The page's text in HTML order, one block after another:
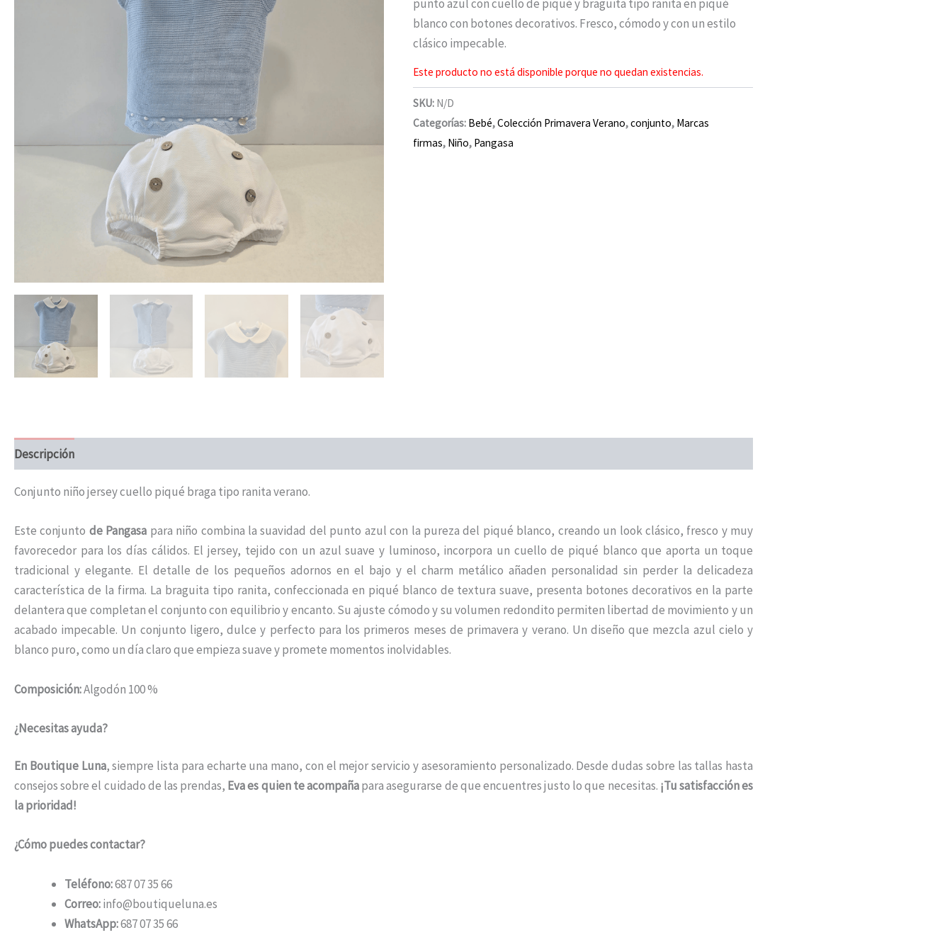
punto azul con cuello de piqué y braguita tipo ranita en piqué
blanco con botones decorativos. Fresco, cómodo y con un estilo
clásico impecable.
Este producto no está disponible porque no quedan existencias.
SKU: N/D
Categorías: Bebé,Colección Primavera Verano,conjunto, Marcas
firmas, Niño, Pangasa
Descripción
Conjunto niño jersey cuello piqué braga tipo ranita verano.
Este conjunto de Pangasa para niño combina la suavidad del punto azul con la pureza del piqué blanco, creando un look clásico, fresco y muy
favorecedor para los días cálidos. El jersey, tejido con un azul suave y luminoso, incorpora un cuello de piqué blanco que aporta un toque
tradicional y elegante. El detalle de los pequeños adornos en el bajo y el charm metálico añaden personalidad sin perder la delicadeza
característica de la firma. La braguita tipo ranita, confeccionada en piqué blanco de textura suave, presenta botones decorativos en la parte
delantera que completan el conjunto con equilibrio y encanto. Su ajuste cómodo y su volumen redondito permiten libertad de movimiento y un
acabado impecable. Un conjunto ligero, dulce y perfecto para los primeros meses de primavera y verano. Un diseño que mezcla azul cielo y
blanco puro, como un día claro que empieza suave y promete momentos inolvidables.
Composición:Algodón 100 %
¿Necesitas ayuda?
En Boutique Luna, siempre lista para echarte una mano, con el mejor servicio y asesoramiento personalizado. Desde dudas sobre las tallas hasta
consejos sobre el cuidado de las prendas, Eva es quien te acompañapara asegurarse de que encuentres justo lo que necesitas. ¡Tu satisfacción es
la prioridad!
¿Cómo puedes contactar?
Teléfono:687 07 35 66
Correo:info@boutiqueluna.es
WhatsApp:687 07 35 66